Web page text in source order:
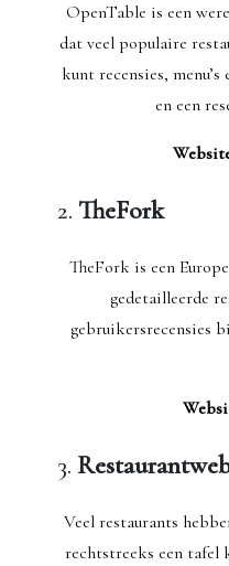
OpenTable is een
dat veel populaire
kunt recensies,
en een
2. TheFork
TheFork is een
gedetailleerde
gebruikersrecensies
3.
Veel restaurants
rechtstreeks een tafel